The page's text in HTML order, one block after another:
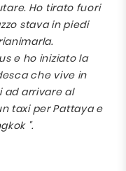
Ho tirato fuori
stava in piedi
e ho iniziato la
che vive in
ad arrivare al
taxi per Pattaya e
".